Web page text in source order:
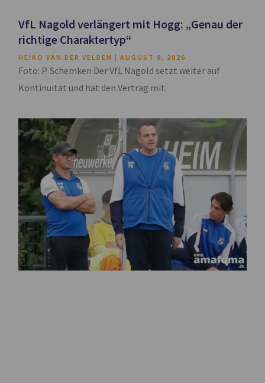
VfL Nagold verlängert mit Hogg: „Genau der
richtige Charaktertyp“
HEIKO VAN DER VELDEN AUGUST 9, 2026
Foto: P. Schemken Der VfL Nagold setzt weiter auf
Kontinuität und hat den Vertrag mit